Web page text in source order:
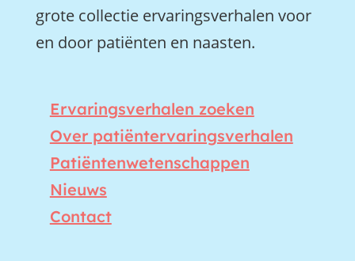
grote collectie ervaringsverhalen voor
en door patiënten en naasten.
Ervaringsverhalen zoeken
Over patiëntervaringsverhalen
Patiëntenwetenschappen
Nieuws
Contact